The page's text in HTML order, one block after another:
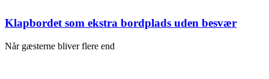
Klapbordet som ekstra bordplads uden besvær
Når gæsterne bliver flere end